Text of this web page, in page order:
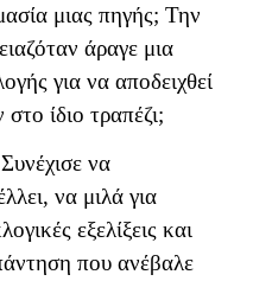
μιας πηγής; Την
άραγε μια
για να αποδειχθεί
ίδιο τραπέζι;
να
να μιλά για
εξελίξεις και
που ανέβαλε